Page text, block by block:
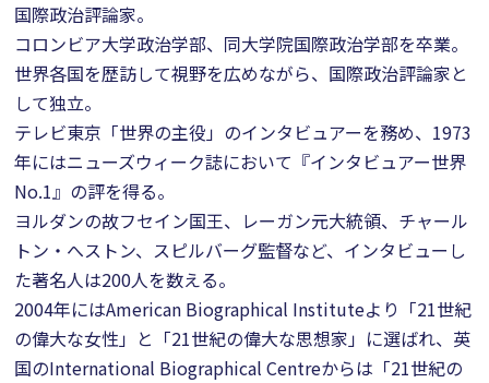
国際政治評論家。
コロンビア大学政治学部、同大学院国際政治学部を卒業。
世界各国を歴訪して視野を広めながら、国際政治評論家と
して独立。
テレビ東京「世界の主役」のインタビュアーを務め、1973
年にはニューズウィーク誌において『インタビュアー世界
No.1』の評を得る。
ヨルダンの故フセイン国王、レーガン元大統領、チャール
トン・へストン、スピルバーグ監督など、インタビューし
た著名人は200人を数える。
2004年にはAmerican Biographical Instituteより「21世紀
の偉大な女性」と「21世紀の偉大な思想家」に選ばれ、英
国のInternational Biographical Centreからは「21世紀の